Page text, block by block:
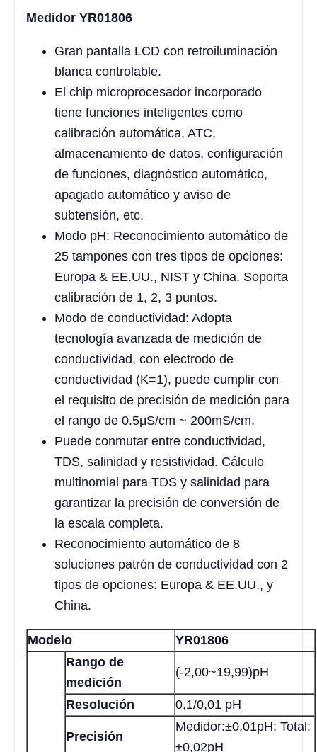
Medidor YR01806
Gran pantalla LCD con retroiluminación
blanca controlable.
El chip microprocesador incorporado
tiene funciones inteligentes como
calibración automática, ATC,
almacenamiento de datos, configuración
de funciones, diagnóstico automático,
apagado automático y aviso de
subtensión, etc.
Modo pH: Reconocimiento automático de
25 tampones con tres tipos de opciones:
Europa & EE.UU., NIST y China. Soporta
calibración de 1, 2, 3 puntos.
Modo de conductividad: Adopta
tecnología avanzada de medición de
conductividad, con electrodo de
conductividad (K=1), puede cumplir con
el requisito de precisión de medición para
el rango de 0.5μS/cm ~ 200mS/cm.
Puede conmutar entre conductividad,
TDS, salinidad y resistividad. Cálculo
multinomial para TDS y salinidad para
garantizar la precisión de conversión de
la escala completa.
Reconocimiento automático de 8
soluciones patrón de conductividad con 2
tipos de opciones: Europa & EE.UU., y
China.
Modelo YR01806
Rango de
medición
(-2,00~19,99)pH
Resolución 0,1/0,01 pH
Precisión
Medidor:±0,01pH; Total:
±0,02pH